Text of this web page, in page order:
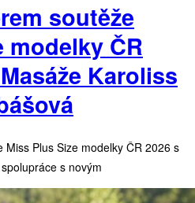
soutěže
modelky ČR
Karoliss
Plus Size modelky ČR 2026 s
s novým